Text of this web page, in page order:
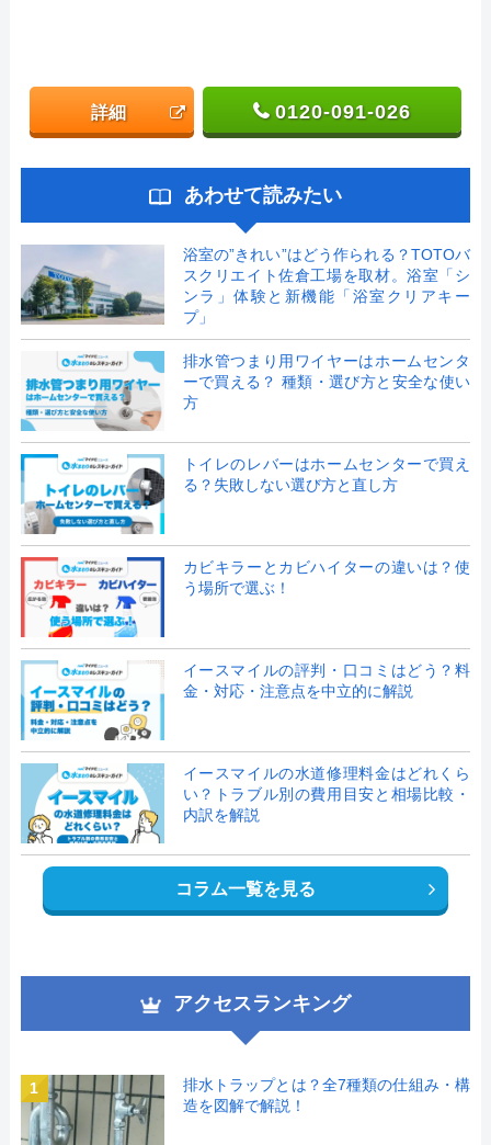
詳細 0120-091-026
あわせて読みたい
浴室の”きれい”はどう作られる？TOTOバ
スクリエイト佐倉工場を取材。浴室「シ
ンラ」体験と新機能「浴室クリアキー
プ」
排水管つまり用ワイヤーはホームセンタ
ーで買える？ 種類・選び方と安全な使い
方
トイレのレバーはホームセンターで買え
る？失敗しない選び方と直し方
カビキラーとカビハイターの違いは？使
う場所で選ぶ！
イースマイルの評判・口コミはどう？料
金・対応・注意点を中立的に解説
イースマイルの水道修理料金はどれくら
い？トラブル別の費用目安と相場比較・
内訳を解説
コラム一覧を見る
アクセスランキング
1
排水トラップとは？全7種類の仕組み・構
造を図解で解説！